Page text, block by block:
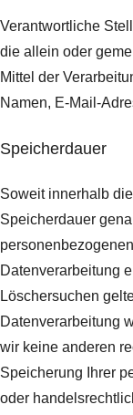
Verantwortliche
die allein oder
Mittel der
Namen, E-Mail-
Speicherdauer
Soweit innerhalb
Speicherdauer
Datenverarbeitung
Löschersuchen
Datenverarbeitung
wir keine anderen
Speicherung Ihrer
oder